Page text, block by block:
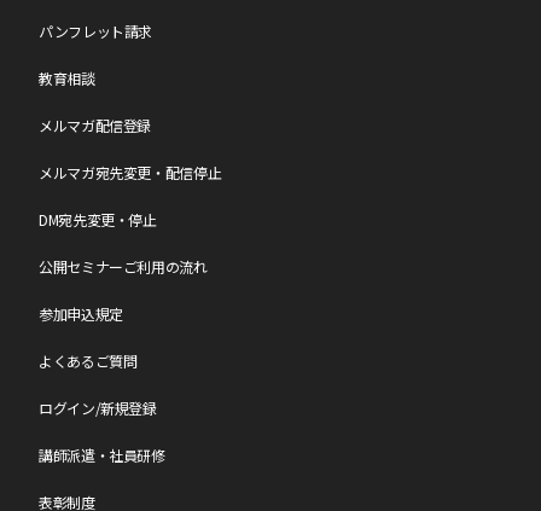
パンフレット請求
教育相談
メルマガ配信登録
メルマガ宛先変更・配信停止
DM宛先変更・停止
公開セミナーご利用の流れ
参加申込規定
よくあるご質問
ログイン/新規登録
講師派遣・社員研修
表彰制度